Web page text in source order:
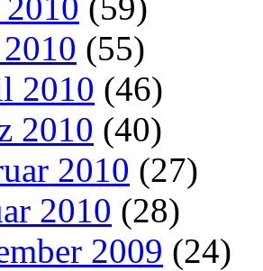
(55)
2010 (46)
2010 (40)
2010 (27)
2010 (28)
2009 (24)